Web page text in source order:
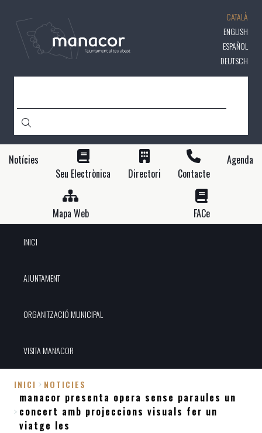
contingut
CATALÀ
ENGLISH
ESPAÑOL
DEUTSCH
Notícies
Seu Electrònica
Directori Contacte
Agenda
Mapa Web FACe
INICI
AJUNTAMENT
ORGANITZACIÓ MUNICIPAL
VISITA MANACOR
Fil
d'Ariadna
INICI NOTICIES
manacor presenta opera sense paraules un
concert amb projeccions visuals fer un
viatge les